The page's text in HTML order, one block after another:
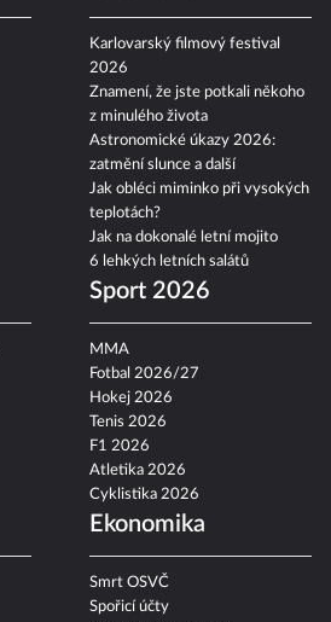
Karlovarský filmový festival
2026
Znamení, že jste potkali někoho
z minulého života
Astronomické úkazy 2026:
zatmění slunce a další
Jak obléci miminko při vysokých
teplotách?
Jak na dokonalé letní mojito
6 lehkých letních salátů
Sport 2026
MMA
Fotbal 2026/27
Hokej 2026
Tenis 2026
F1 2026
Atletika 2026
Cyklistika 2026
Ekonomika
Smrt OSVČ
Spořicí účty